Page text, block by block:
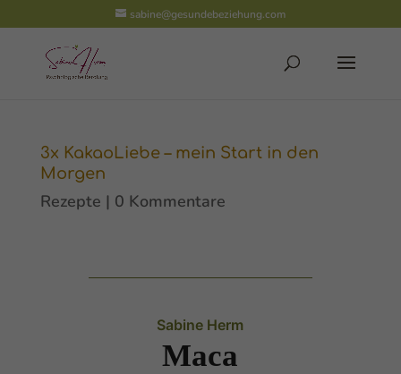
sabine@gesundebeziehung.com
3x KakaoLiebe – mein Start in den
Morgen
Rezepte | 0 Kommentare
Sabine Herm
Maca